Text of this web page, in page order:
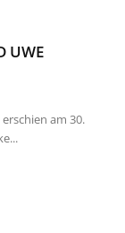
UWE
am 30.